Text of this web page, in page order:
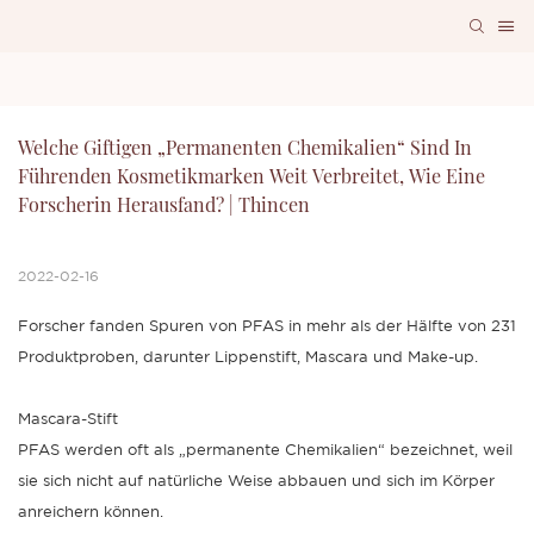
Welche Giftigen „permanenten Chemikalien“ Sind In
Führenden Kosmetikmarken Weit Verbreitet, Wie Eine
Forscherin Herausfand? | Thincen
2022-02-16
Forscher fanden Spuren von PFAS in mehr als der Hälfte von 231
Produktproben, darunter Lippenstift, Mascara und Make-up.
Mascara-Stift
PFAS werden oft als „permanente Chemikalien“ bezeichnet, weil
sie sich nicht auf natürliche Weise abbauen und sich im Körper
anreichern können.